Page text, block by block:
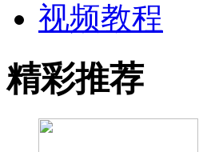
视频教程
精彩推荐